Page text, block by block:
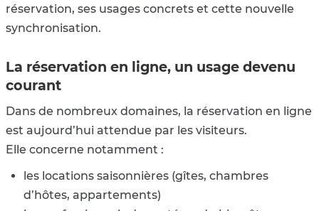
réservation, ses usages concrets et cette nouvelle
synchronisation.
La réservation en ligne, un usage devenu
courant
Dans de nombreux domaines, la réservation en ligne
est aujourd’hui attendue par les visiteurs.
Elle concerne notamment :
les locations saisonnières (gîtes, chambres
d’hôtes, appartements)